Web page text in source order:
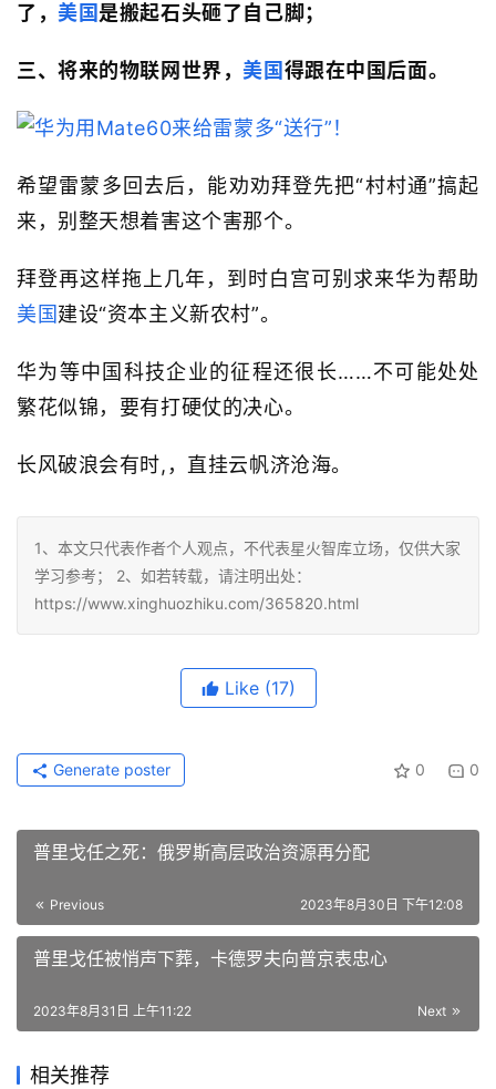
了，美国是搬起石头砸了自己脚；
三、将来的物联网世界，美国得跟在中国后面。
希望雷蒙多回去后，能劝劝拜登先把“村村通”搞起
来，别整天想着害这个害那个。
拜登再这样拖上几年，到时白宫可别求来华为帮助
美国建设“资本主义新农村”。
华为等中国科技企业的征程还很长……不可能处处
繁花似锦，要有打硬仗的决心。
长风破浪会有时,，直挂云帆济沧海。
1、本文只代表作者个人观点，不代表星火智库立场，仅供大家
学习参考； 2、如若转载，请注明出处：
https://www.xinghuozhiku.com/365820.html
Like (17)
0 0
Generate poster
普里戈任之死：俄罗斯高层政治资源再分配
Previous 2023年8月30日 下午12:08
普里戈任被悄声下葬，卡德罗夫向普京表忠心
Next
2023年8月31日 上午11:22
相关推荐